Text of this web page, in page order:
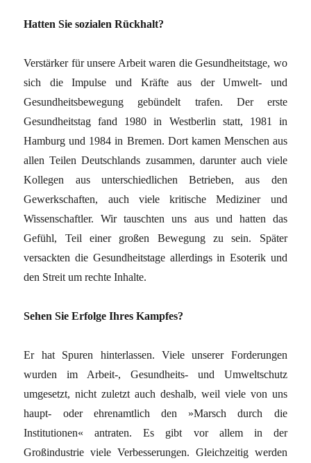
Hatten Sie sozialen Rückhalt?
Verstärker für unsere Arbeit waren die Gesundheitstage, wo
sich die Impulse und Kräfte aus der Umwelt- und
Gesundheitsbewegung gebündelt trafen. Der erste
Gesundheitstag fand 1980 in Westberlin statt, 1981 in
Hamburg und 1984 in Bremen. Dort kamen Menschen aus
allen Teilen Deutschlands zusammen, darunter auch viele
Kollegen aus unterschiedlichen Betrieben, aus den
Gewerkschaften, auch viele kritische Mediziner und
Wissenschaftler. Wir tauschten uns aus und hatten das
Gefühl, Teil einer großen Bewegung zu sein. Später
versackten die Gesundheitstage allerdings in Esoterik und
den Streit um rechte Inhalte.
Sehen Sie Erfolge Ihres Kampfes?
Er hat Spuren hinterlassen. Viele unserer Forderungen
wurden im Arbeit-, Gesundheits- und Umweltschutz
umgesetzt, nicht zuletzt auch deshalb, weil viele von uns
haupt- oder ehrenamtlich den »Marsch durch die
Institutionen« antraten. Es gibt vor allem in der
Großindustrie viele Verbesserungen. Gleichzeitig werden